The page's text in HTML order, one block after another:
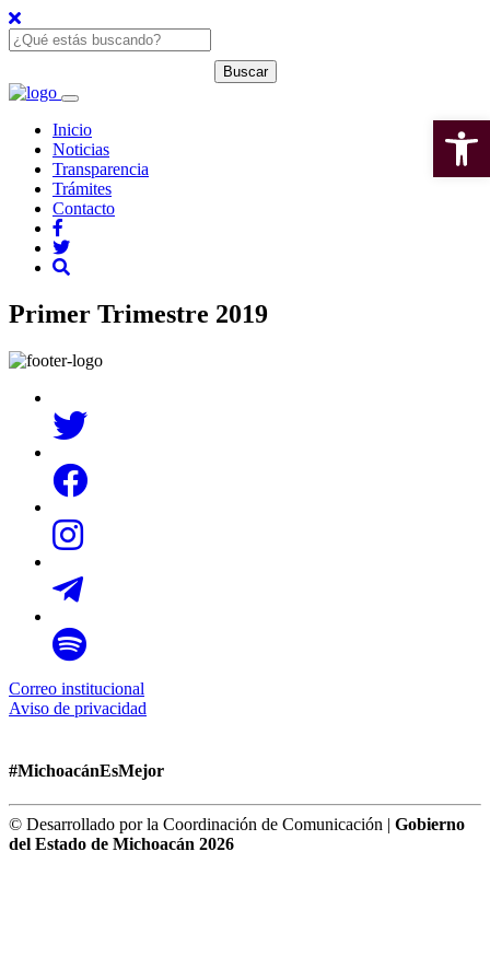
Inicio
Noticias
Transparencia
Trámites
Contacto
Primer Trimestre 2019
Correo institucional
Aviso de privacidad
#MichoacánEsMejor
© Desarrollado por la Coordinación de Comunicación | Gobierno
del Estado de Michoacán 2026